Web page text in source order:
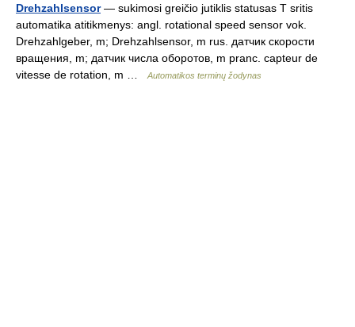
Drehzahlsensor— sukimosi greičio jutiklis statusas T sritis
automatika atitikmenys: angl. rotational speed sensor vok.
Drehzahlgeber, m; Drehzahlsensor, m rus. датчик скорости
вращения, m; датчик числа оборотов, m pranc. capteur de
vitesse de rotation, m …
Automatikos terminų žodynas